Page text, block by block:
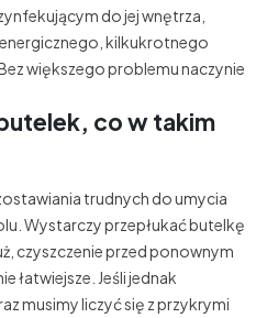
do jej wnętrza,
energicznego, kilkukrotnego
większego problemu naczynie
co w takim
trudnych do umycia
Wystarczy przepłukać butelkę
czyszczenie przed ponownym
łatwiejsze. Jeśli jednak
musimy liczyć się z przykrymi